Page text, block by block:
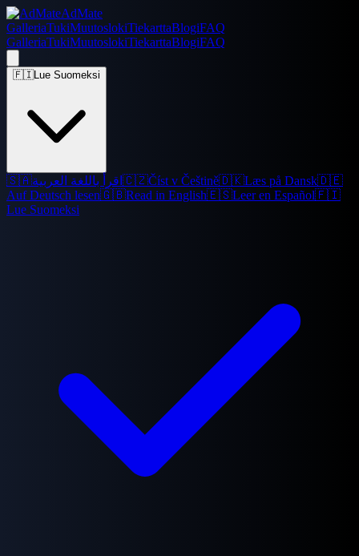
AdMate
GalleriaTukiMuutoslokiTiekarttaBlogiFAQ
GalleriaTukiMuutoslokiTiekarttaBlogiFAQ
🇫🇮Lue Suomeksi
🇸🇦اقرأ باللغة العربية 🇨🇿Číst v Češtině🇩🇰Læs på Dansk🇩🇪
Auf Deutsch lesen🇬🇧Read in English🇪🇸Leer en Español🇫🇮
Lue Suomeksi